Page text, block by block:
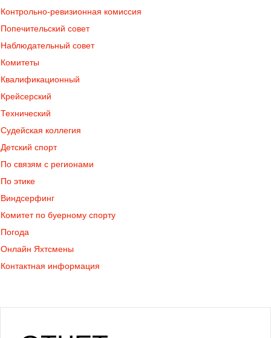
Контрольно-ревизионная комиссия
Попечительский совет
Наблюдательный совет
Комитеты
Квалификационный
Крейсерский
Технический
Судейская коллегия
Детский спорт
По связям с регионами
По этике
Виндсерфинг
Комитет по буерному спорту
Погода
Онлайн Яхтсмены
Контактная информация